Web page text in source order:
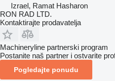
Izrael, Ramat Hasharon
RON RAD LTD.
Kontaktirajte prodavatelja
Machineryline partnerski program
Postanite naš partner i ostvarite
Pogledajte ponudu